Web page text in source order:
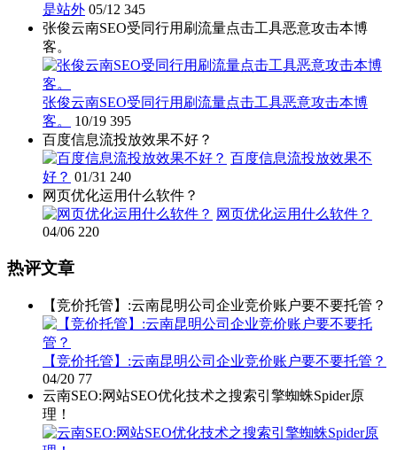
是站外 05/12 345
张俊云南SEO受同行用刷流量点击工具恶意攻击本博
客。
张俊云南SEO受同行用刷流量点击工具恶意攻击本博
客。
10/19 395
百度信息流投放效果不好？
百度信息流投放效果不
好？ 01/31 240
网页优化运用什么软件？
网页优化运用什么软件？
04/06 220
热评文章
【竞价托管】:云南昆明公司企业竞价账户要不要托管？
【竞价托管】:云南昆明公司企业竞价账户要不要托管？
04/20 77
云南SEO:网站SEO优化技术之搜索引擎蜘蛛Spider原
理！